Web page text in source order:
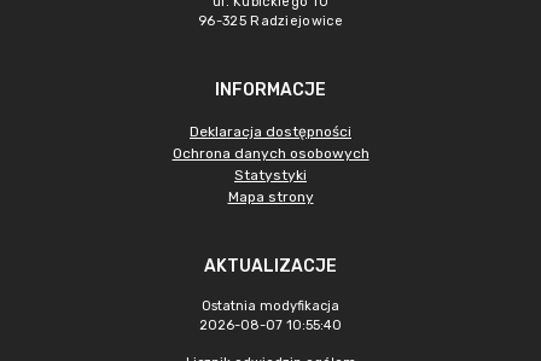
96-325 Radziejowice
INFORMACJE
Deklaracja dostępności
Ochrona danych osobowych
Statystyki
Mapa strony
AKTUALIZACJE
Ostatnia modyfikacja
2026-08-07 10:55:40